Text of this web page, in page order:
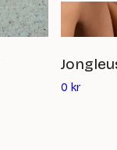
0 krDet